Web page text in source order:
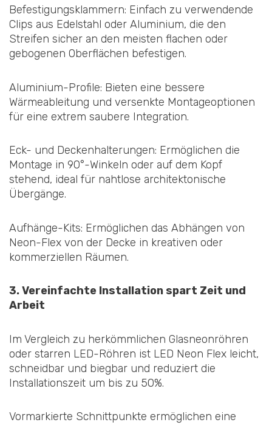
Befestigungsklammern: Einfach zu verwendende
Clips aus Edelstahl oder Aluminium, die den
Streifen sicher an den meisten flachen oder
gebogenen Oberflächen befestigen.
Aluminium-Profile: Bieten eine bessere
Wärmeableitung und versenkte Montageoptionen
für eine extrem saubere Integration.
Eck- und Deckenhalterungen: Ermöglichen die
Montage in 90°-Winkeln oder auf dem Kopf
stehend, ideal für nahtlose architektonische
Übergänge.
Aufhänge-Kits: Ermöglichen das Abhängen von
Neon-Flex von der Decke in kreativen oder
kommerziellen Räumen.
3. Vereinfachte Installation spart Zeit und
Arbeit
Im Vergleich zu herkömmlichen Glasneonröhren
oder starren LED-Röhren ist LED Neon Flex leicht,
schneidbar und biegbar und reduziert die
Installationszeit um bis zu 50%.
Vormarkierte Schnittpunkte ermöglichen eine